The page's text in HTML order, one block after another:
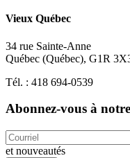
Vieux Québec
34 rue Sainte-Anne
Québec (Québec), G1R
Tél. : 418 694-0539
Abonnez-vous à
et nouveautés